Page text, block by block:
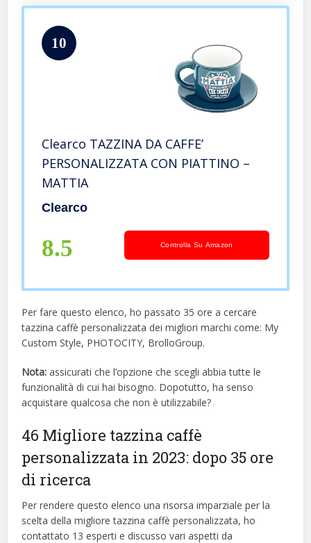
10
Clearco TAZZINA DA CAFFE’
PERSONALIZZATA CON PIATTINO –
MATTIA
Clearco
8.5 Controlla Su Amazon
Per fare questo elenco, ho passato 35 ore a cercare
tazzina caffè personalizzata dei migliori marchi come: My
Custom Style, PHOTOCITY, BrolloGroup.
Nota: assicurati che l’opzione che scegli abbia tutte le
funzionalità di cui hai bisogno. Dopotutto, ha senso
acquistare qualcosa che non è utilizzabile?
46 Migliore tazzina caffè
personalizzata in 2023: dopo 35 ore
di ricerca
Per rendere questo elenco una risorsa imparziale per la
scelta della migliore tazzina caffè personalizzata, ​​ho
contattato 13 esperti e discusso vari aspetti da